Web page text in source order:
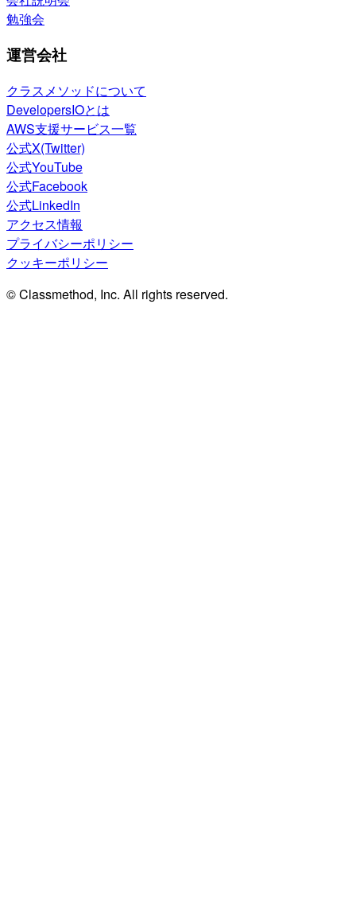
勉強会
運営会社
クラスメソッドについて
DevelopersIOとは
AWS支援サービス一覧
公式X(Twitter)
公式YouTube
公式Facebook
公式LinkedIn
アクセス情報
プライバシーポリシー
クッキーポリシー
© Classmethod, Inc. All rights reserved.